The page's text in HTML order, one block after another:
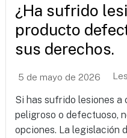
¿Ha sufrido
producto
sus derechos.
5 de mayo de 2026
Si has sufrido lesiones a
peligroso o defectuoso,
opciones. La legislación